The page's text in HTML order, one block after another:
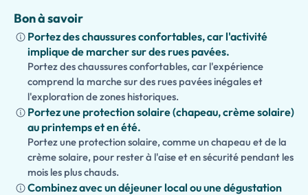
Bon à savoir
Portez des chaussures confortables, car l'activité
implique de marcher sur des rues pavées.
Portez des chaussures confortables, car l'expérience
comprend la marche sur des rues pavées inégales et
l'exploration de zones historiques.
Portez une protection solaire (chapeau, crème solaire)
au printemps et en été.
Portez une protection solaire, comme un chapeau et de la
crème solaire, pour rester à l'aise et en sécurité pendant les
mois les plus chauds.
Combinez avec un déjeuner local ou une dégustation